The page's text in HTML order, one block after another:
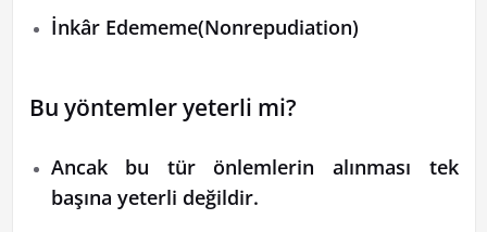
İnkâr Edememe(Nonrepudiation)
Bu yöntemler yeterli mi?
Ancak bu tür önlemlerin alınması tek
başına yeterli değildir.